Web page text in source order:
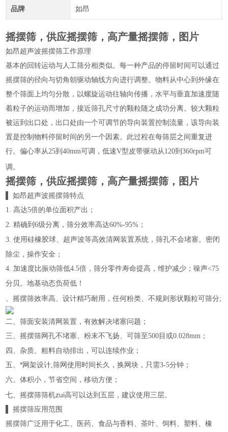
品牌 如昂
摇摆筛，供应摇摆筛，高产量摇摆筛，图片
如昂超声波摇摆筛工作原理
基本的回转运动与人工筛分相类似。每一种产品的停留时间可以通过
摇摆筛的径向与切角朝驱动轴线方向进行调整。物料从中心到外缘在
整个筛面上均匀分散，以螺旋运动往轴向传播，水平与垂直加速度随
着粒子的运动而增加，接近筛孔尺寸的颗粒随之成功分离。较大颗粒
被运到出口处，出口处由一个可调节的导向装置控制流量，该导向装
置是控制物料停留时间的另一个因素。此过程在每筛层之间重复进
行。偏心率从25到40mm可调，低速V型皮带驱动从 120到360rpm可
调。
摇摆筛，供应摇摆筛，高产量摇摆筛，图片
如昂超声波摇摆筛特点
1. 高达5倍的单位面积产出；
2.精确到6级分离，筛分效率高达60%-95% ；
3.使用硅橡胶球、超声波等高效清网装置系统，筛孔不会堵塞。密闭
除尘，操作安全；
4. 加速度比振动筛低4.5倍，筛分零件寿命提高，维护减少；噪声<75
分贝。地基动态负荷低！
、摇摆筛效率高、设计精巧耐用，任何粉类、不规则形状颗粒可筛分;
二、筛面安装清网装置，有效解决堵塞问题；
三、摇摆筛网孔不堵塞、粉末不飞扬、可筛至500目或0.028mm ；
四、杂质、粗料自动排出，可以连续作业；
五、*网架设计,筛网使用时间长久，换网块，只需3-5分钟；
六、体积小，节省空间，移动方便；
七、摇摆筛筛机zui高可以达到五层，建议使用三层。
摇摆筛应用范围
摇摆筛广泛用于化工、医药、食品与香料、茶叶、饲料、塑料、橡